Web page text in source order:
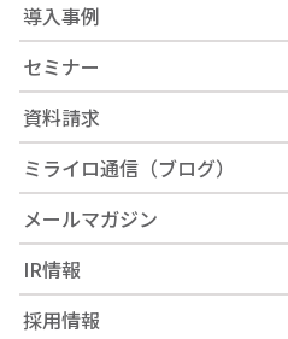
導入事例
セミナー
資料請求
ミライロ通信（ブログ）
メールマガジン
IR情報
採用情報